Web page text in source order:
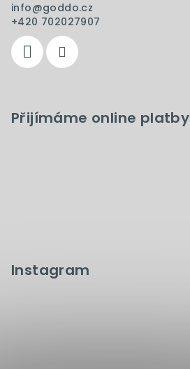
info@goddo.cz
+420 702027907
Přijímáme online platby
Instagram